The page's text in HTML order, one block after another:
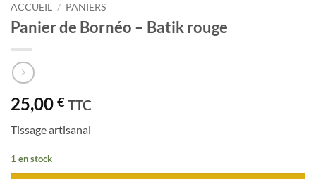
ACCUEIL / PANIERS
Panier de Bornéo – Batik rouge
25,00 € TTC
Tissage artisanal
1 en stock